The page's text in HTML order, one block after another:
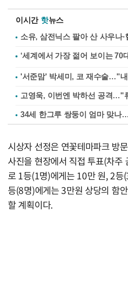
이시간 핫뉴스
소유, 삼전닉스 팔아 산 사우나
'서준맘' 박세미, 코 재수술…"
고영욱, 이번엔 박하선 공격…"
34세 한그루 쌍둥이 엄마 맞나
시상자 선정은 연꽃테마파크 방
사진을 현장에서 직접 투표(차주
로 1등(1명)에게는 10만 원, 2등
등(8명)에게는 3만원 상당의 함
할 계획이다.